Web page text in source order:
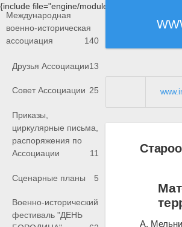
{include file="engine/modules/saperu/head.php"}
Международная
военно-историческая
ассоциация
140
Друзья Ассоциации13
Совет Ассоциации 25
Приказы,
циркулярные письма,
распоряжения по
Ассоциации
11
Сценарные планы 5
Военно-исторический
фестиваль "ДЕНЬ
А.